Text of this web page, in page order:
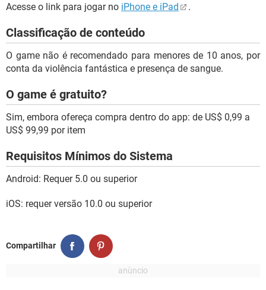
Acesse o link para jogar no iPhone e iPad .
Classificação de conteúdo
O game não é recomendado para menores de 10 anos, por
conta da violência fantástica e presença de sangue.
O game é gratuito?
Sim, embora ofereça compra dentro do app: de US$ 0,99 a
US$ 99,99 por item
Requisitos Mínimos do Sistema
Android: Requer 5.0 ou superior
iOS: requer versão 10.0 ou superior
Compartilhar